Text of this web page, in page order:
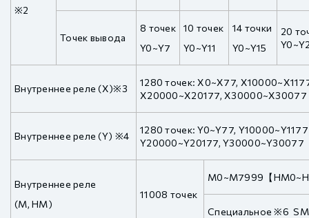
※2
Точек вывода
8 точек
Y0~Y7
10 точек
Y0~Y11
14 точки
Y0~Y15
20
Внутреннее реле (X)※3
1280 точек: X0~X77,
X20000~X20177, X30000~X30077
Внутреннее реле (Y) ※4
1280 точек: Y0~Y77,
Y20000~Y20177, Y30000~Y30077
Внутреннее реле
(M, HM)
11008 точек
M0~M7999【
Специальное ※6